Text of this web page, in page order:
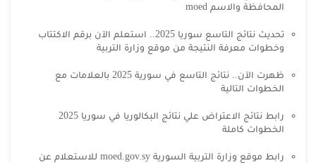
المحافظة والاسم moed
تحديث نتائج التاسع سوريا 2025.. استعلم الآن برقم الاكتتاب
وخطوات معرفة النتيجة من موقع وزارة التربية
ظهرت الآن.. نتائج التاسع في سورية 2025 بالعلامات مع
الخطوات التالية
رابط نتائج الاعتراض علي نتائج البكالوريا في سوريا 2025
الخطوات كاملة
رابط موقع وزارة التربية السورية moed.gov.sy للاستعلام عن